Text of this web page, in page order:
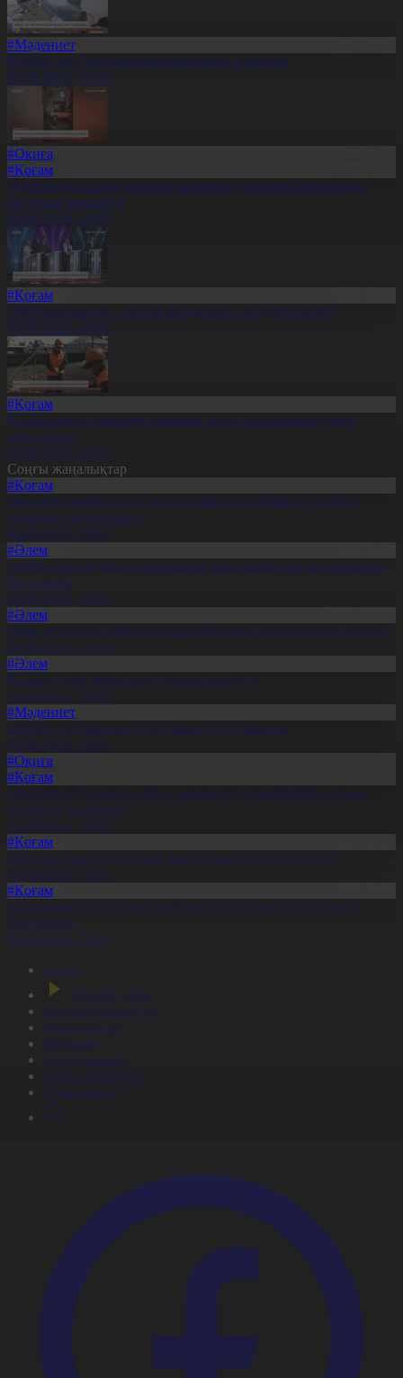
#Мәдениет
МӘМС-тегі миллиардтар бақылауға алынады
06.08.2026, 10:05
#Оқиға
#Қоғам
Өскемендегі коммуналдық мекемелер күшейтілген жұмыс
кестесіне көшірілді
06.08.2026, 10:05
#Қоғам
«Жетінші арнада» партия өкілдерінің теледебаты өтті
06.08.2026, 10:02
#Қоғам
Қайтарылған активтер есебінен ауыл тұрғындары сумен
қамтылады
06.08.2026, 10:01
Соңғы жаңалықтар
#Қоғам
Экология министрлігі желіде тараған жолбарыс суретіне
қатысты пікір білдірді
06.08.2026, 10:07
#Әлем
Инфантино футбол турнирлерін жекешелендіру жоспарынан
бас тартты
06.08.2026, 10:06
#Әлем
Иран мен Оман Ормұз бұғазы бойынша келісімге қол жеткізді
06.08.2026, 10:05
#Әлем
Қытайға кіру және шығу тәртібі өзгереді
06.08.2026, 10:05
#Мәдениет
МӘМС-тегі миллиардтар бақылауға алынады
06.08.2026, 10:05
#Оқиға
#Қоғам
Өскемендегі коммуналдық мекемелер күшейтілген жұмыс
кестесіне көшірілді
06.08.2026, 10:05
#Қоғам
«Жетінші арнада» партия өкілдерінің теледебаты өтті
06.08.2026, 10:02
#Қоғам
Қайтарылған активтер есебінен ауыл тұрғындары сумен
қамтылады
06.08.2026, 10:01
Басты
Тікелей эфир
Бағдарлама кестесі
Жаңалықтар
Жобалар
Телехикаялар
Мультсериалдар
Видеоархив